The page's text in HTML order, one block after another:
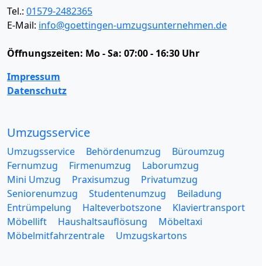
Tel.: 01579-2482365
E-Mail: info@goettingen-umzugsunternehmen.de
Öffnungszeiten: Mo - Sa: 07:00 - 16:30 Uhr
Impressum
Datenschutz
Umzugsservice
Umzugsservice Behördenumzug
Büroumzug
Fernumzug
Firmenumzug
Laborumzug
Mini Umzug
Praxisumzug
Privatumzug
Seniorenumzug
Studentenumzug
Beiladung
Entrümpelung
Halteverbotszone
Klaviertransport
Möbellift
Haushaltsauflösung
Möbeltaxi
Möbelmitfahrzentrale
Umzugskartons